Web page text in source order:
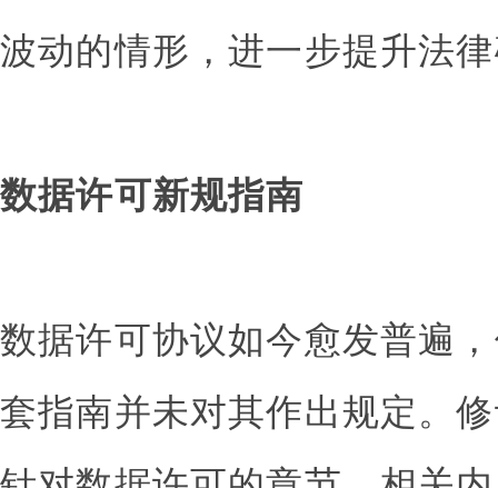
波动的情形，进一步提升法
数据许可新规指南
数据许可协议如今愈发普遍
套指南并未对其作出规定。